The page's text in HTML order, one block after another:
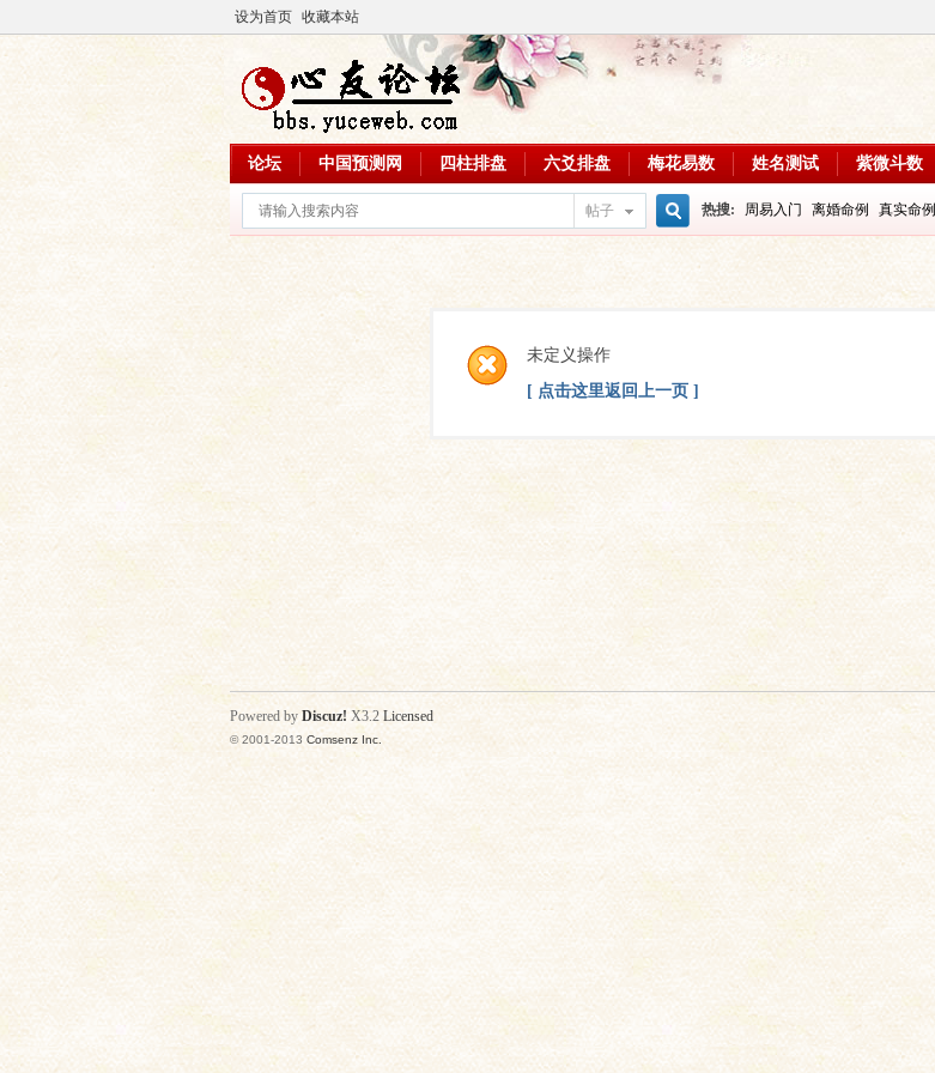
设为首页 收藏本站
论坛 中国预测网 四柱排盘 六爻排盘 梅花易数 姓名测试 紫微斗数
帖子 热搜: 周易入门 离婚命例 真实命例
周易教学视频 富贵八字命例
每日一理84 每日一理85
未定义操作
[ 点击这里返回上一页 ]
Powered by Discuz! X3.2 Licensed
© 2001-2013 Comsenz Inc.